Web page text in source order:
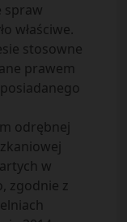
spraw
właściwe.
stosowne
prawem
odrębnej
w
zgodnie z